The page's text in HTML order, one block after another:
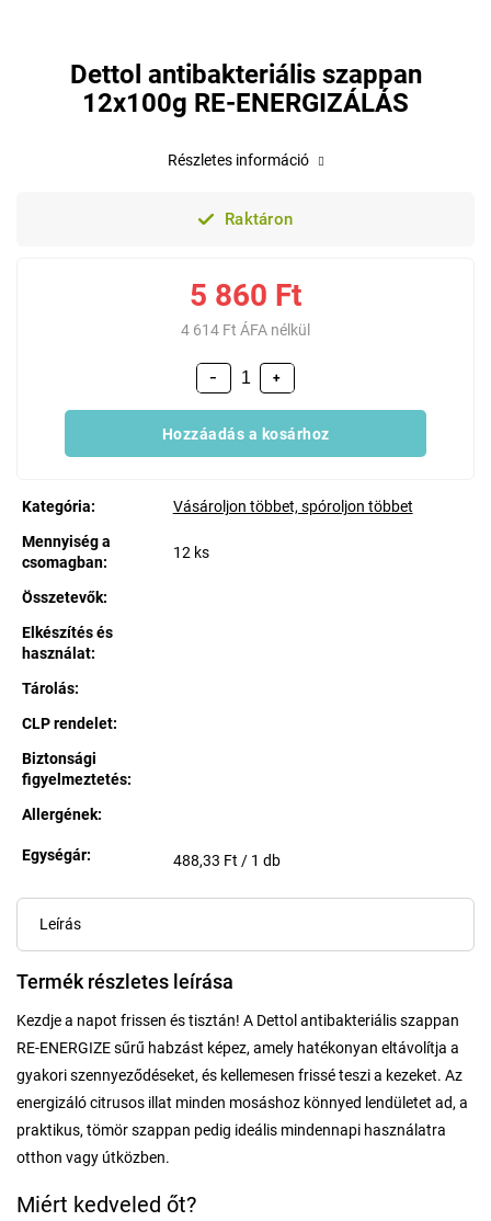
Dettol antibakteriális szappan
12x100g RE-ENERGIZÁLÁS
Raktáron
5 860 Ft
4 614 Ft ÁFA nélkül
+
−
Hozzáadás a kosárhoz
Kategória:
Vásároljon többet, spóroljon többet
Mennyiség a
csomagban:
12 ks
Összetevők:
Elkészítés és
használat:
Tárolás:
CLP rendelet:
Biztonsági
figyelmeztetés:
Allergének:
Egységár: Egységár:
488,33 Ft / 1 db
Részletes információ
Leírás
Termék részletes leírása
Kezdje a napot frissen és tisztán! A Dettol antibakteriális szappan
RE-ENERGIZE sűrű habzást képez, amely hatékonyan eltávolítja a
gyakori szennyeződéseket, és kellemesen frissé teszi a kezeket. Az
energizáló citrusos illat minden mosáshoz könnyed lendületet ad, a
praktikus, tömör szappan pedig ideális mindennapi használatra
otthon vagy útközben.
Miért kedveled őt?